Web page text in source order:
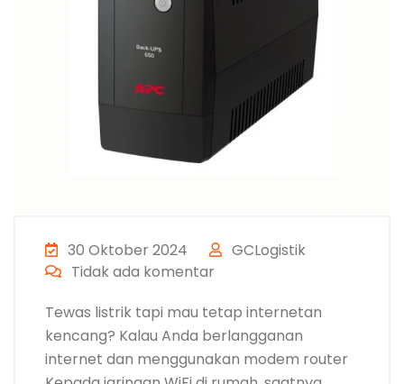
30 Oktober 2024
GCLogistik
Tidak ada komentar
Tewas listrik tapi mau tetap internetan
kencang? Kalau Anda berlangganan
internet dan menggunakan modem router